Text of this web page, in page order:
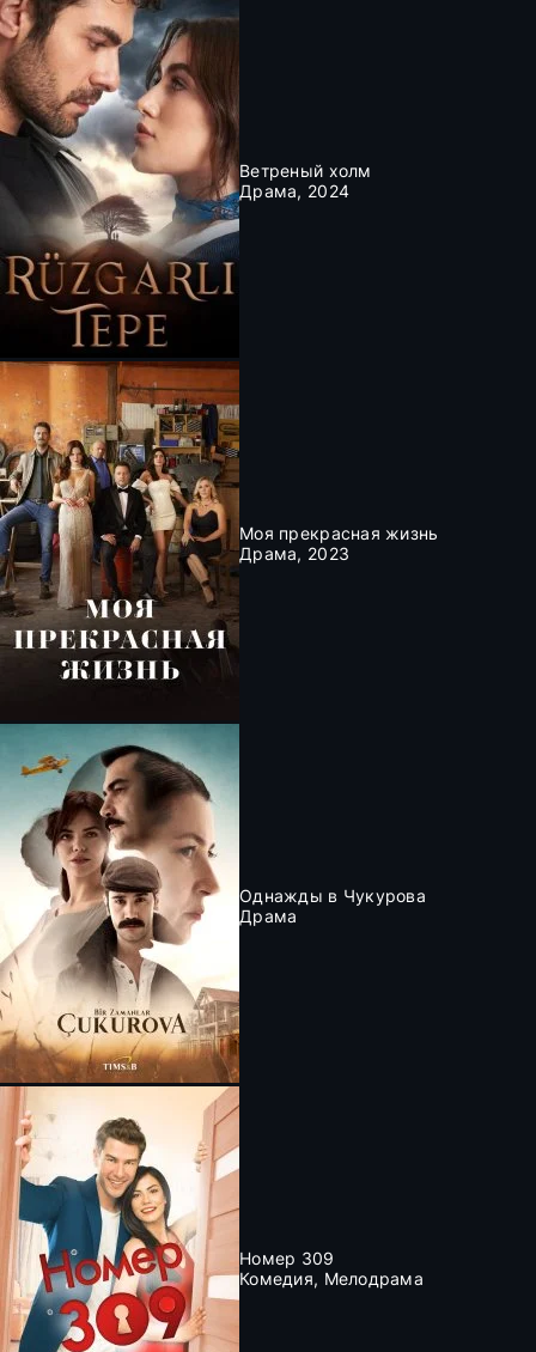
Ветреный холм
Драма, 2024
Моя прекрасная жизнь
Драма, 2023
Однажды в Чукурова
Драма
Номер 309
Комедия, Мелодрама